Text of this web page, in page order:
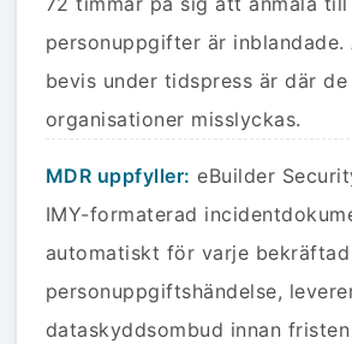
personuppgifter är inblandade.
bevis under tidspress är där
organisationer misslyckas.
MDR uppfyller: eBuilder
IMY-formaterad
automatiskt för varje bekräftad
personuppgiftshändelse,
dataskyddsombud innan